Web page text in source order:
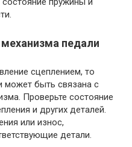
педали
сцеплением, то
может быть связана с
Проверьте состояние
и других деталей.
или износ,
детали.